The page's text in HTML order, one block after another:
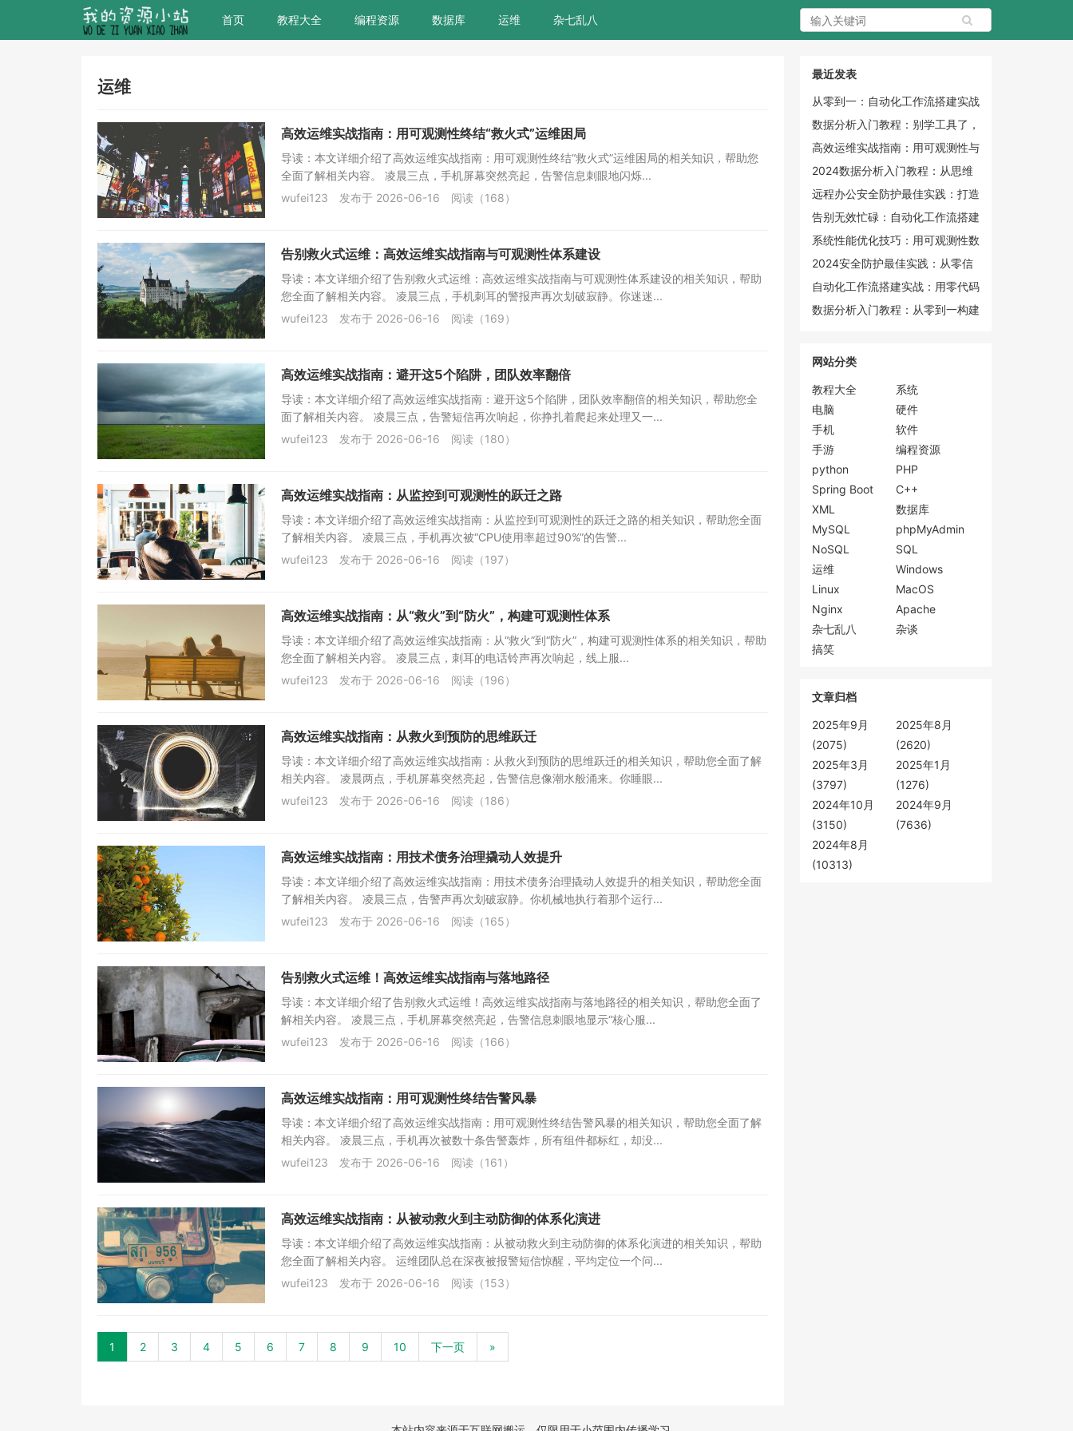
首页 教程大全 编程资源 数据库 运维 杂七乱八
运维
高效运维实战指南：用可观测性终结“救火式”运维困局
导读：本文详细介绍了高效运维实战指南：用可观测性终结“救火式”运维困局的相关知识，帮助您
全面了解相关内容。 凌晨三点，手机屏幕突然亮起，告警信息刺眼地闪烁...
wufei123
发布于 2026-06-16 阅读（168）
告别救火式运维：高效运维实战指南与可观测性体系建设
导读：本文详细介绍了告别救火式运维：高效运维实战指南与可观测性体系建设的相关知识，帮助
您全面了解相关内容。 凌晨三点，手机刺耳的警报声再次划破寂静。你迷迷...
wufei123
发布于 2026-06-16 阅读（169）
高效运维实战指南：避开这5个陷阱，团队效率翻倍
导读：本文详细介绍了高效运维实战指南：避开这5个陷阱，团队效率翻倍的相关知识，帮助您全
面了解相关内容。 凌晨三点，告警短信再次响起，你挣扎着爬起来处理又一...
wufei123
发布于 2026-06-16 阅读（180）
高效运维实战指南：从监控到可观测性的跃迁之路
导读：本文详细介绍了高效运维实战指南：从监控到可观测性的跃迁之路的相关知识，帮助您全面
了解相关内容。 凌晨三点，手机再次被“CPU使用率超过90%”的告警...
wufei123
发布于 2026-06-16 阅读（197）
高效运维实战指南：从“救火”到“防火”，构建可观测性体系
导读：本文详细介绍了高效运维实战指南：从“救火”到“防火”，构建可观测性体系的相关知识，帮助
您全面了解相关内容。 凌晨三点，刺耳的电话铃声再次响起，线上服...
wufei123
发布于 2026-06-16 阅读（196）
高效运维实战指南：从救火到预防的思维跃迁
导读：本文详细介绍了高效运维实战指南：从救火到预防的思维跃迁的相关知识，帮助您全面了解
相关内容。 凌晨两点，手机屏幕突然亮起，告警信息像潮水般涌来。你睡眼...
wufei123
发布于 2026-06-16 阅读（186）
高效运维实战指南：用技术债务治理撬动人效提升
导读：本文详细介绍了高效运维实战指南：用技术债务治理撬动人效提升的相关知识，帮助您全面
了解相关内容。 凌晨三点，告警声再次划破寂静。你机械地执行着那个运行...
wufei123
发布于 2026-06-16 阅读（165）
告别救火式运维！高效运维实战指南与落地路径
导读：本文详细介绍了告别救火式运维！高效运维实战指南与落地路径的相关知识，帮助您全面了
解相关内容。 凌晨三点，手机屏幕突然亮起，告警信息刺眼地显示“核心服...
wufei123
发布于 2026-06-16 阅读（166）
高效运维实战指南：用可观测性终结告警风暴
导读：本文详细介绍了高效运维实战指南：用可观测性终结告警风暴的相关知识，帮助您全面了解
相关内容。 凌晨三点，手机再次被数十条告警轰炸，所有组件都标红，却没...
wufei123
发布于 2026-06-16 阅读（161）
高效运维实战指南：从被动救火到主动防御的体系化演进
导读：本文详细介绍了高效运维实战指南：从被动救火到主动防御的体系化演进的相关知识，帮助
您全面了解相关内容。 运维团队总在深夜被报警短信惊醒，平均定位一个问...
wufei123
发布于 2026-06-16 阅读（153）
1 2 3 4 5 6 7 8 9 10 下一页 »
最近发表
从零到一：自动化工作流搭建实战
指南，释放你的生产力潜能
数据分析入门教程：别学工具了，
先重构你的数据思维
高效运维实战指南：用可观测性与
自动化终结“救火”时代
2024数据分析入门教程：从思维
重塑到实战落地的完整学习地图
远程办公安全防护最佳实践：打造
零信任个人与企业防线
告别无效忙碌：自动化工作流搭建
的底层逻辑与实战闭环
系统性能优化技巧：用可观测性数
据精准定位瓶颈
2024安全防护最佳实践：从零信
任到纵深防御的实战指南
自动化工作流搭建实战：用零代码
工具解放生产力
数据分析入门教程：从零到一构建
网站分类
教程大全
系统
电脑
硬件
手机
软件
手游
编程资源
python
PHP
Spring Boot
C++
XML
数据库
MySQL
phpMyAdmin
NoSQL
SQL
运维
Windows
Linux
MacOS
Nginx
Apache
杂七乱八
杂谈
搞笑
文章归档
2025年9月
(2075)
2025年8月
(2620)
2025年3月
(3797)
2025年1月
(1276)
2024年10月
(3150)
2024年9月
(7636)
2024年8月
(10313)